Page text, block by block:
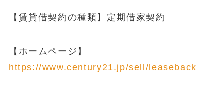
【賃貸借契約の種類】定期借家契約
【ホームページ】
https://www.century21.jp/sell/leaseback